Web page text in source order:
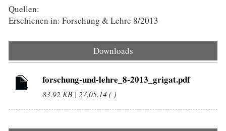
Quellen:
Erschienen in: Forschung & Lehre 8/2013
Downloads
forschung-und-lehre_8-2013_grigat.pdf
83.92 KB | 27.05.14 ( )